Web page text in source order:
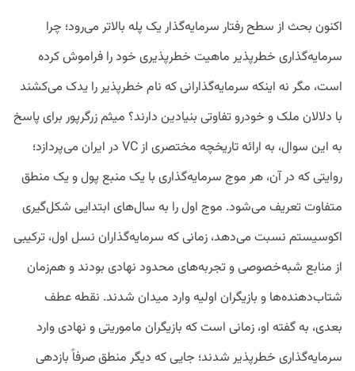
اکنون بحث از سطح رفتار سرمایه‌گذار یک پله بالاتر می‌رود؛ چرا
سرمایه‌گذاری خطرپذیر ماهیت خطرپذیری خود را فراموش کرده
است، مگر نه اینکه سرمایه‌گذارانی که نام خطرپذیر را یدک می‌کشند
با دلالان ملک و خودرو تفاوتی بنیادین دارند؟ میثم زرگرپور برای پاسخ
به این سوال، به ارائه تاریخچه مختصری از VC در ایران می‌پردازد؛
روایتی که در آن، هر موج سرمایه‌گذاری با یک منبع پول و یک منطق
متفاوت تعریف می‌شود. موج اول را به سال‌های ابتدایی شکل‌گیری
اکوسیستم نسبت می‌دهد، زمانی که سرمایه‌گذاران نسل اول، ترکیبی
از منابع شبه‌خصوصی و تجربه‌های محدود نهادی بودند و هم‌زمان
شتاب‌دهنده‌ها و بازیگران اولیه وارد میدان شدند. نقطه عطف
بعدی، به گفته او، زمانی است که بازیگران ماموریتی و نهادی وارد
سرمایه‌گذاری خطرپذیر شدند؛ جایی که دیگر منطق صرفاً بازدهی